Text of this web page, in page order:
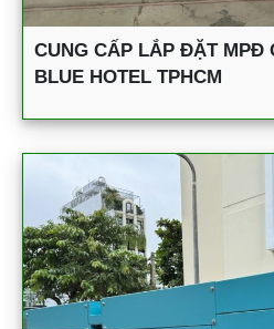
CUNG CẤP LẮP ĐẶT MPĐ
BLUE HOTEL TPHCM